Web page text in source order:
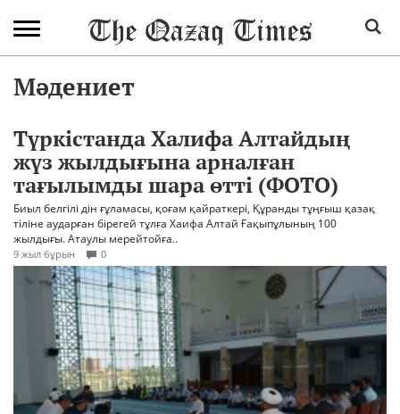
Мәдениет
Түркістанда Халифа Алтайдың
жүз жылдығына арналған
тағылымды шара өтті (ФОТО)
Биыл белгілі дін ғұламасы, қоғам қайраткері, Құранды тұңғыш қазақ
тіліне аударған бірегей тұлға Хаифа Алтай Ғақыпұлының 100
жылдығы. Атаулы мерейтойға..
9 жыл бұрын 0